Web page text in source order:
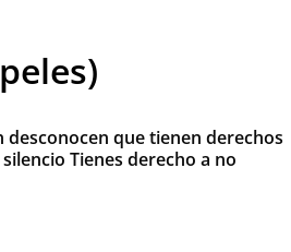
que tienen derechos
Tienes derecho a no